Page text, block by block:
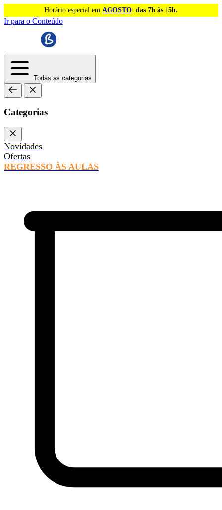
Horário especial em AGOSTO: das 7h às 15h.
Ir para o Conteúdo
Todas as categorias
Categorias
Novidades
Ofertas
REGRESSO ÀS AULAS